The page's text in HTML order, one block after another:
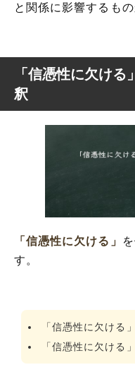
と関係に影響するも
「信憑性に欠け
釈
「信憑性に欠ける」
す。
「信憑性に欠ける
「信憑性に欠ける